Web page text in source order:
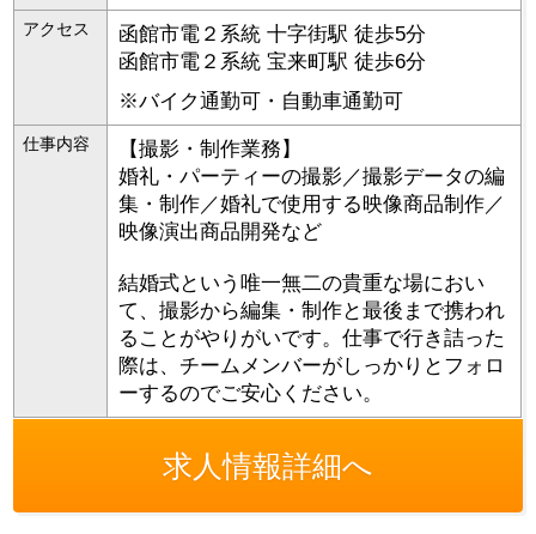
アクセス
函館市電２系統 十字街駅 徒歩5分
函館市電２系統 宝来町駅 徒歩6分
※バイク通勤可・自動車通勤可
仕事内容
【撮影・制作業務】
婚礼・パーティーの撮影／撮影データの編
集・制作／婚礼で使用する映像商品制作／
映像演出商品開発など
結婚式という唯一無二の貴重な場におい
て、撮影から編集・制作と最後まで携われ
ることがやりがいです。仕事で行き詰った
際は、チームメンバーがしっかりとフォロ
ーするのでご安心ください。
求人情報詳細へ